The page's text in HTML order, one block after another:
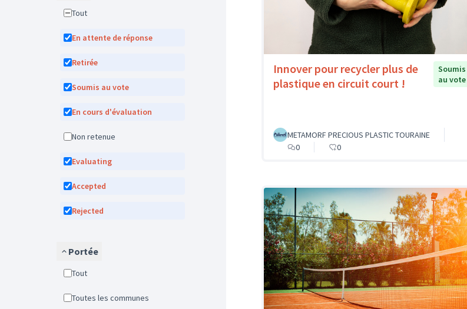
Tout
En attente de réponse
Retirée
Soumis au vote
En cours d'évaluation
Non retenue
Evaluating
Accepted
Rejected
Portée
Tout
Toutes les communes
Innover pour recycler plus de
plastique en circuit court !
Soumis
au vote
METAMORF PRECIOUS PLASTIC TOURAINE
0
0